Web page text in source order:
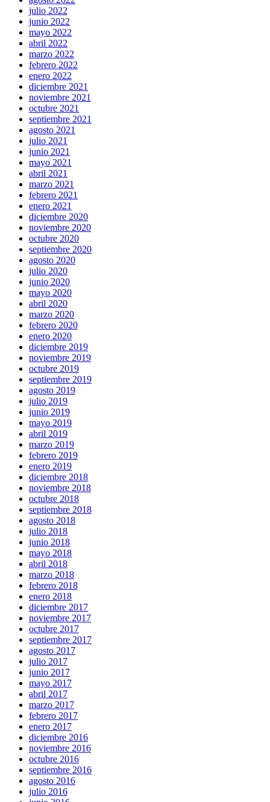
julio 2022
junio 2022
mayo 2022
abril 2022
marzo 2022
febrero 2022
enero 2022
diciembre 2021
noviembre 2021
octubre 2021
septiembre 2021
agosto 2021
julio 2021
junio 2021
mayo 2021
abril 2021
marzo 2021
febrero 2021
enero 2021
diciembre 2020
noviembre 2020
octubre 2020
septiembre 2020
agosto 2020
julio 2020
junio 2020
mayo 2020
abril 2020
marzo 2020
febrero 2020
enero 2020
diciembre 2019
noviembre 2019
octubre 2019
septiembre 2019
agosto 2019
julio 2019
junio 2019
mayo 2019
abril 2019
marzo 2019
febrero 2019
enero 2019
diciembre 2018
noviembre 2018
octubre 2018
septiembre 2018
agosto 2018
julio 2018
junio 2018
mayo 2018
abril 2018
marzo 2018
febrero 2018
enero 2018
diciembre 2017
noviembre 2017
octubre 2017
septiembre 2017
agosto 2017
julio 2017
junio 2017
mayo 2017
abril 2017
marzo 2017
febrero 2017
enero 2017
diciembre 2016
noviembre 2016
octubre 2016
septiembre 2016
agosto 2016
julio 2016